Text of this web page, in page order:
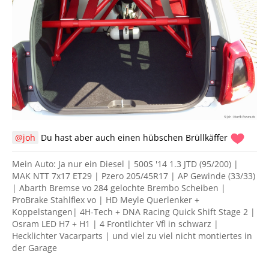
joh Du hast aber auch einen hübschen Brüllkäffer
Mein Auto: Ja nur ein Diesel | 500S '14 1.3 JTD (95/200) |
MAK NTT 7x17 ET29 | Pzero 205/45R17 | AP Gewinde (33/33)
| Abarth Bremse vo 284 gelochte Brembo Scheiben |
ProBrake Stahlflex vo | HD Meyle Querlenker +
Koppelstangen| 4H-Tech + DNA Racing Quick Shift Stage 2 |
Osram LED H7 + H1 | 4 Frontlichter Vfl in schwarz |
Hecklichter Vacarparts | und viel zu viel nicht montiertes in
der Garage